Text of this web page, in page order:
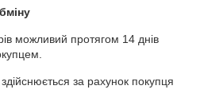
можливий протягом 14 днів
за рахунок покупця